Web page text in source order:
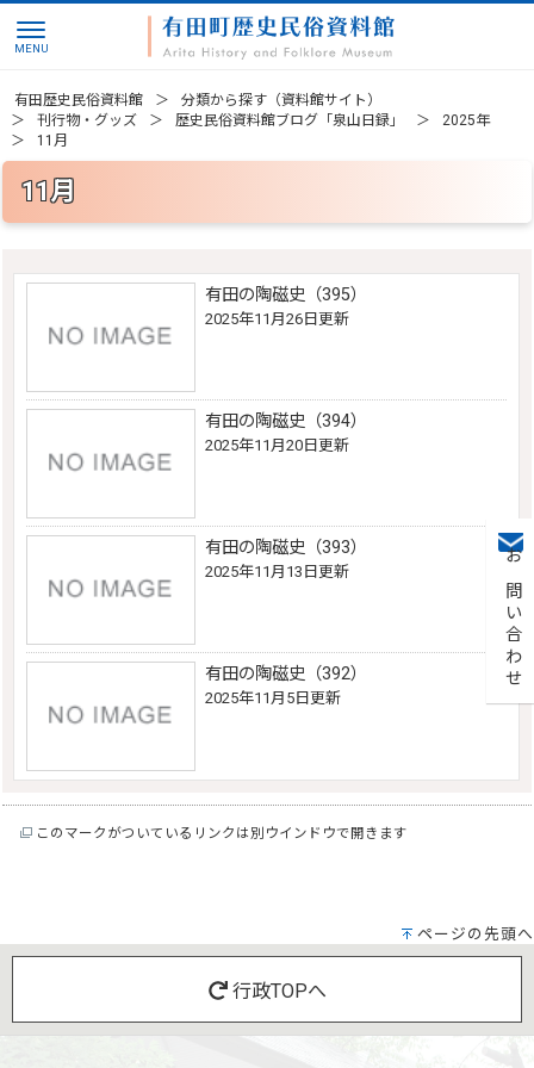
お問い合わせ
有田歴史民俗資料館
分類から探す（資料館サイト）
刊行物・グッズ
歴史民俗資料館ブログ「泉山日録」
2025年
11月
11月
有田の陶磁史（395）
2025年11月26日更新
有田の陶磁史（394）
2025年11月20日更新
有田の陶磁史（393）
2025年11月13日更新
有田の陶磁史（392）
2025年11月5日更新
このマークがついているリンクは別ウインドウで開きます
ページの先頭へ
行政TOPへ